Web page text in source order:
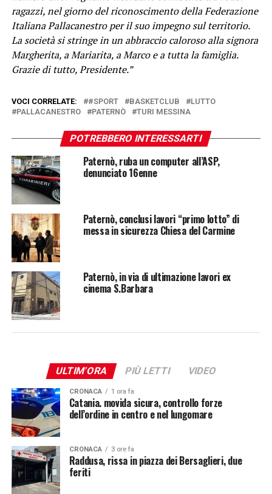
ragazzi, nel giorno del riconoscimento della Federazione
Italiana Pallacanestro per il suo impegno sul territorio.
La società si stringe in un abbraccio caloroso alla signora
Margherita, a Mariarita, a Marco e a tutta la famiglia.
Grazie di tutto, Presidente.”
VOCI CORRELATE: #SPORT BASKETCLUB
LUTTO
PALLACANESTRO
PATERNÒ TURI MESSINA
POTREBBERO INTERESSARTI
Paternò, ruba un computer all’ASP,
denunciato 16enne
Paternò, conclusi lavori “primo lotto” di
messa in sicurezza Chiesa del Carmine
Paternò, in via di ultimazione lavori ex
cinema S.Barbara
ULTIM'ORA PIÙ LETTI VIDEO
CRONACA 1 ora fa
Catania. movida sicura, controllo forze
dell’ordine in centro e nel lungomare
CRONACA 3 ore fa
Raddusa, rissa in piazza dei Bersaglieri, due
feriti